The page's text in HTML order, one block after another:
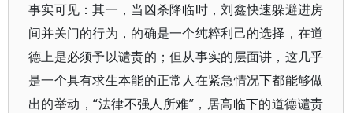
事实可见：其一，当凶杀降临时，刘鑫快速躲避进房
间并关门的行为，的确是一个纯粹利己的选择，在道
德上是必须予以谴责的；但从事实的层面讲，这几乎
是一个具有求生本能的正常人在紧急情况下都能够做
出的举动，“法律不强人所难”，居高临下的道德谴责